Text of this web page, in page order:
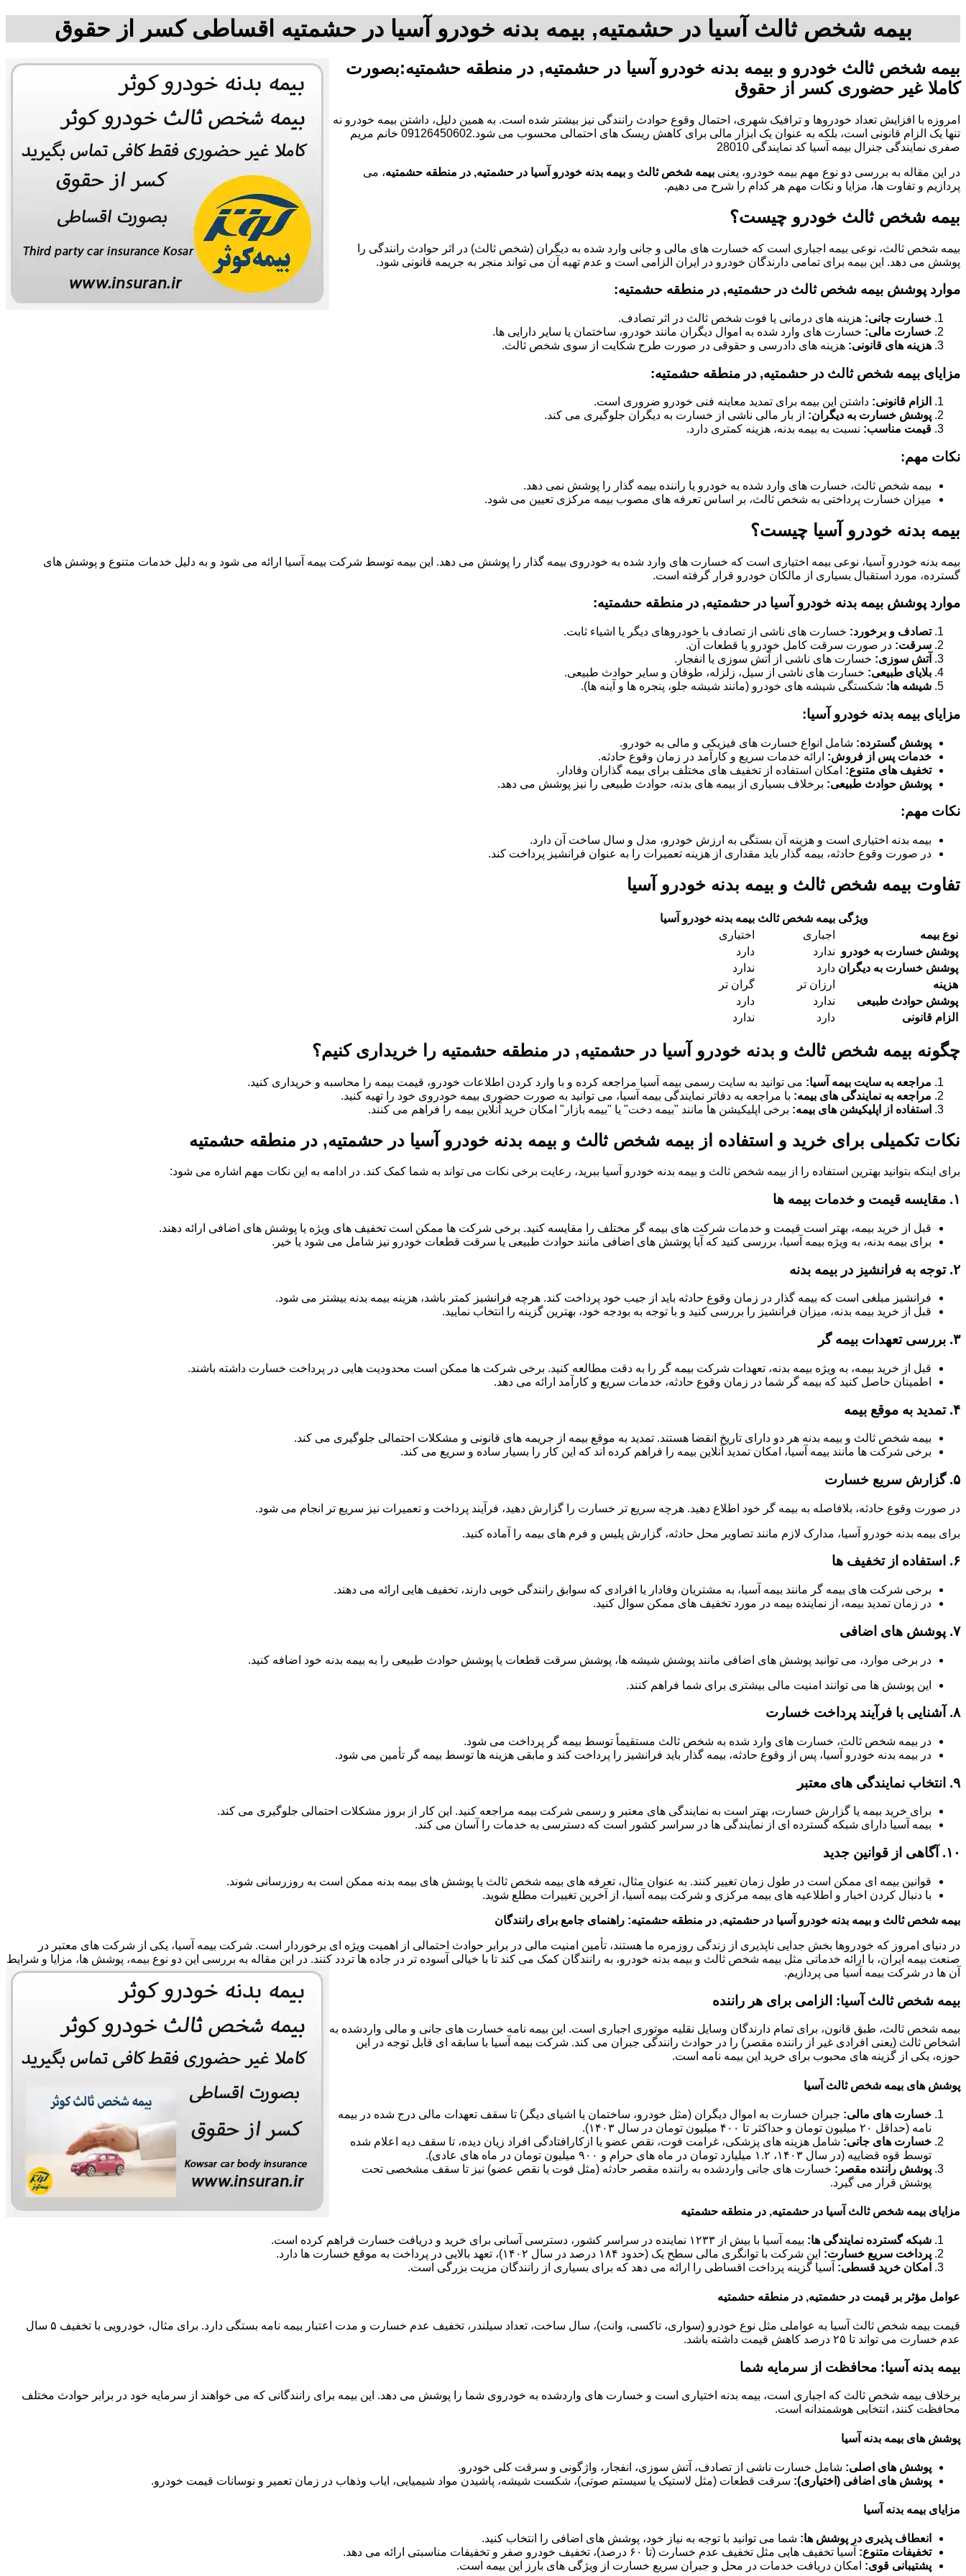
بیمه شخص ثالث آسیا در حشمتیه, بیمه بدنه خودرو آسیا در حشمتیه اقساطی کسر از حقوق
بیمه شخص ثالث خودرو و بیمه بدنه خودرو آسیا در حشمتیه, در منطقه حشمتیه:بصورت
کاملا غیر حضوری کسر از حقوق
امروزه با افزایش تعداد خودروها و ترافیک شهری، احتمال وقوع حوادث رانندگی نیز بیشتر شده است. به همین دلیل، داشتن بیمه خودرو نه
تنها یک الزام قانونی است، بلکه به عنوان یک ابزار مالی برای کاهش ریسک های احتمالی محسوب می شود.09126450602 خانم مریم
صفری نمایندگی جنرال بیمه آسیا کد نمایندگی 28010
در این مقاله به بررسی دو نوع مهم بیمه خودرو، یعنی بیمه شخص ثالث و بیمه بدنه خودرو آسیا در حشمتیه, در منطقه حشمتیه، می
پردازیم و تفاوت ها، مزایا و نکات مهم هر کدام را شرح می دهیم.
بیمه شخص ثالث خودرو چیست؟
بیمه شخص ثالث، نوعی بیمه اجباری است که خسارت های مالی و جانی وارد شده به دیگران (شخص ثالث) در اثر حوادث رانندگی را
پوشش می دهد. این بیمه برای تمامی دارندگان خودرو در ایران الزامی است و عدم تهیه آن می تواند منجر به جریمه قانونی شود.
موارد پوشش بیمه شخص ثالث در حشمتیه, در منطقه حشمتیه:
خسارت جانی: هزینه های درمانی یا فوت شخص ثالث در اثر تصادف.
خسارت مالی: خسارت های وارد شده به اموال دیگران مانند خودرو، ساختمان یا سایر دارایی ها.
هزینه های قانونی: هزینه های دادرسی و حقوقی در صورت طرح شکایت از سوی شخص ثالث.
مزایای بیمه شخص ثالث در حشمتیه, در منطقه حشمتیه:
الزام قانونی: داشتن این بیمه برای تمدید معاینه فنی خودرو ضروری است.
پوشش خسارت به دیگران: از بار مالی ناشی از خسارت به دیگران جلوگیری می کند.
قیمت مناسب: نسبت به بیمه بدنه، هزینه کمتری دارد.
نکات مهم:
بیمه شخص ثالث، خسارت های وارد شده به خودرو یا راننده بیمه گذار را پوشش نمی دهد.
میزان خسارت پرداختی به شخص ثالث، بر اساس تعرفه های مصوب بیمه مرکزی تعیین می شود.
بیمه بدنه خودرو آسیا چیست؟
بیمه بدنه خودرو آسیا، نوعی بیمه اختیاری است که خسارت های وارد شده به خودروی بیمه گذار را پوشش می دهد. این بیمه توسط شرکت بیمه آسیا ارائه می شود و به دلیل خدمات متنوع و پوشش های
گسترده، مورد استقبال بسیاری از مالکان خودرو قرار گرفته است.
موارد پوشش بیمه بدنه خودرو آسیا در حشمتیه, در منطقه حشمتیه:
تصادف و برخورد: خسارت های ناشی از تصادف با خودروهای دیگر یا اشیاء ثابت.
سرقت: در صورت سرقت کامل خودرو یا قطعات آن.
آتش سوزی: خسارت های ناشی از آتش سوزی یا انفجار.
بلایای طبیعی: خسارت های ناشی از سیل، زلزله، طوفان و سایر حوادث طبیعی.
شیشه ها: شکستگی شیشه های خودرو (مانند شیشه جلو، پنجره ها و آینه ها).
مزایای بیمه بدنه خودرو آسیا:
پوشش گسترده: شامل انواع خسارت های فیزیکی و مالی به خودرو.
خدمات پس از فروش: ارائه خدمات سریع و کارآمد در زمان وقوع حادثه.
تخفیف های متنوع: امکان استفاده از تخفیف های مختلف برای بیمه گذاران وفادار.
پوشش حوادث طبیعی: برخلاف بسیاری از بیمه های بدنه، حوادث طبیعی را نیز پوشش می دهد.
نکات مهم:
بیمه بدنه اختیاری است و هزینه آن بستگی به ارزش خودرو، مدل و سال ساخت آن دارد.
در صورت وقوع حادثه، بیمه گذار باید مقداری از هزینه تعمیرات را به عنوان فرانشیز پرداخت کند.
تفاوت بیمه شخص ثالث و بیمه بدنه خودرو آسیا
ویژگی بیمه شخص ثالث بیمه بدنه خودرو آسیا
نوع بیمه
اجباری
اختیاری
پوشش خسارت به خودرو ندارد
دارد
پوشش خسارت به دیگران دارد
ندارد
هزینه
ارزان تر
گران تر
پوشش حوادث طبیعی
ندارد
دارد
الزام قانونی
دارد ندارد
چگونه بیمه شخص ثالث و بدنه خودرو آسیا در حشمتیه, در منطقه حشمتیه را خریداری کنیم؟
مراجعه به سایت بیمه آسیا: می توانید به سایت رسمی بیمه آسیا مراجعه کرده و با وارد کردن اطلاعات خودرو، قیمت بیمه را محاسبه و خریداری کنید.
مراجعه به نمایندگی های بیمه: با مراجعه به دفاتر نمایندگی بیمه آسیا، می توانید به صورت حضوری بیمه خودروی خود را تهیه کنید.
استفاده از اپلیکیشن های بیمه: برخی اپلیکیشن ها مانند "بیمه دخت" یا "بیمه بازار" امکان خرید آنلاین بیمه را فراهم می کنند.
نکات تکمیلی برای خرید و استفاده از بیمه شخص ثالث و بیمه بدنه خودرو آسیا در حشمتیه, در منطقه حشمتیه
برای اینکه بتوانید بهترین استفاده را از بیمه شخص ثالث و بیمه بدنه خودرو آسیا ببرید، رعایت برخی نکات می تواند به شما کمک کند. در ادامه به این نکات مهم اشاره می شود:
۱. مقایسه قیمت و خدمات بیمه ها
قبل از خرید بیمه، بهتر است قیمت و خدمات شرکت های بیمه گر مختلف را مقایسه کنید. برخی شرکت ها ممکن است تخفیف های ویژه یا پوشش های اضافی ارائه دهند.
برای بیمه بدنه، به ویژه بیمه آسیا، بررسی کنید که آیا پوشش های اضافی مانند حوادث طبیعی یا سرقت قطعات خودرو نیز شامل می شود یا خیر.
۲. توجه به فرانشیز در بیمه بدنه
فرانشیز مبلغی است که بیمه گذار در زمان وقوع حادثه باید از جیب خود پرداخت کند. هرچه فرانشیز کمتر باشد، هزینه بیمه بدنه بیشتر می شود.
قبل از خرید بیمه بدنه، میزان فرانشیز را بررسی کنید و با توجه به بودجه خود، بهترین گزینه را انتخاب نمایید.
۳. بررسی تعهدات بیمه گر
قبل از خرید بیمه، به ویژه بیمه بدنه، تعهدات شرکت بیمه گر را به دقت مطالعه کنید. برخی شرکت ها ممکن است محدودیت هایی در پرداخت خسارت داشته باشند.
اطمینان حاصل کنید که بیمه گر شما در زمان وقوع حادثه، خدمات سریع و کارآمد ارائه می دهد.
۴. تمدید به موقع بیمه
بیمه شخص ثالث و بیمه بدنه هر دو دارای تاریخ انقضا هستند. تمدید به موقع بیمه از جریمه های قانونی و مشکلات احتمالی جلوگیری می کند.
برخی شرکت ها مانند بیمه آسیا، امکان تمدید آنلاین بیمه را فراهم کرده اند که این کار را بسیار ساده و سریع می کند.
۵. گزارش سریع خسارت
در صورت وقوع حادثه، بلافاصله به بیمه گر خود اطلاع دهید. هرچه سریع تر خسارت را گزارش دهید، فرآیند پرداخت و تعمیرات نیز سریع تر انجام می شود.
برای بیمه بدنه خودرو آسیا، مدارک لازم مانند تصاویر محل حادثه، گزارش پلیس و فرم های بیمه را آماده کنید.
۶. استفاده از تخفیف ها
برخی شرکت های بیمه گر مانند بیمه آسیا، به مشتریان وفادار یا افرادی که سوابق رانندگی خوبی دارند، تخفیف هایی ارائه می دهند.
در زمان تمدید بیمه، از نماینده بیمه در مورد تخفیف های ممکن سوال کنید.
۷. پوشش های اضافی
در برخی موارد، می توانید پوشش های اضافی مانند پوشش شیشه ها، پوشش سرقت قطعات یا پوشش حوادث طبیعی را به بیمه بدنه خود اضافه کنید.
این پوشش ها می توانند امنیت مالی بیشتری برای شما فراهم کنند.
۸. آشنایی با فرآیند پرداخت خسارت
در بیمه شخص ثالث، خسارت های وارد شده به شخص ثالث مستقیماً توسط بیمه گر پرداخت می شود.
در بیمه بدنه خودرو آسیا، پس از وقوع حادثه، بیمه گذار باید فرانشیز را پرداخت کند و مابقی هزینه ها توسط بیمه گر تأمین می شود.
۹. انتخاب نمایندگی های معتبر
برای خرید بیمه یا گزارش خسارت، بهتر است به نمایندگی های معتبر و رسمی شرکت بیمه مراجعه کنید. این کار از بروز مشکلات احتمالی جلوگیری می کند.
بیمه آسیا دارای شبکه گسترده ای از نمایندگی ها در سراسر کشور است که دسترسی به خدمات را آسان می کند.
۱۰. آگاهی از قوانین جدید
قوانین بیمه ای ممکن است در طول زمان تغییر کنند. به عنوان مثال، تعرفه های بیمه شخص ثالث یا پوشش های بیمه بدنه ممکن است به روزرسانی شوند.
با دنبال کردن اخبار و اطلاعیه های بیمه مرکزی و شرکت بیمه آسیا، از آخرین تغییرات مطلع شوید.
بیمه شخص ثالث و بیمه بدنه خودرو آسیا در حشمتیه, در منطقه حشمتیه: راهنمای جامع برای رانندگان
در دنیای امروز که خودروها بخش جدایی ناپذیری از زندگی روزمره ما هستند، تأمین امنیت مالی در برابر حوادث احتمالی از اهمیت ویژه ای برخوردار است. شرکت بیمه آسیا، یکی از شرکت های معتبر در
صنعت بیمه ایران، با ارائه خدماتی مثل بیمه شخص ثالث و بیمه بدنه خودرو، به رانندگان کمک می کند تا با خیالی آسوده تر در جاده ها تردد کنند. در این مقاله به بررسی این دو نوع بیمه، پوشش ها، مزایا و شرایط
آن ها در شرکت بیمه آسیا می پردازیم.
بیمه شخص ثالث آسیا: الزامی برای هر راننده
بیمه شخص ثالث، طبق قانون، برای تمام دارندگان وسایل نقلیه موتوری اجباری است. این بیمه نامه خسارت های جانی و مالی واردشده به
اشخاص ثالث (یعنی افرادی غیر از راننده مقصر) را در حوادث رانندگی جبران می کند. شرکت بیمه آسیا با سابقه ای قابل توجه در این
حوزه، یکی از گزینه های محبوب برای خرید این بیمه نامه است.
پوشش های بیمه شخص ثالث آسیا
خسارت های مالی: جبران خسارت به اموال دیگران (مثل خودرو، ساختمان یا اشیای دیگر) تا سقف تعهدات مالی درج شده در بیمه
نامه (حداقل ۲۰ میلیون تومان و حداکثر تا ۴۰۰ میلیون تومان در سال ۱۴۰۳).
خسارت های جانی: شامل هزینه های پزشکی، غرامت فوت، نقص عضو یا ازکارافتادگی افراد زیان دیده، تا سقف دیه اعلام شده
توسط قوه قضاییه (در سال ۱۴۰۳، ۱.۲ میلیارد تومان در ماه های حرام و ۹۰۰ میلیون تومان در ماه های عادی).
پوشش راننده مقصر: خسارت های جانی واردشده به راننده مقصر حادثه (مثل فوت یا نقص عضو) نیز تا سقف مشخصی تحت
پوشش قرار می گیرد.
مزایای بیمه شخص ثالث آسیا در حشمتیه, در منطقه حشمتیه
شبکه گسترده نمایندگی ها: بیمه آسیا با بیش از ۱۲۳۳ نماینده در سراسر کشور، دسترسی آسانی برای خرید و دریافت خسارت فراهم کرده است.
پرداخت سریع خسارت: این شرکت با توانگری مالی سطح یک (حدود ۱۸۴ درصد در سال ۱۴۰۲)، تعهد بالایی در پرداخت به موقع خسارت ها دارد.
امکان خرید قسطی: آسیا گزینه پرداخت اقساطی را ارائه می دهد که برای بسیاری از رانندگان مزیت بزرگی است.
عوامل مؤثر بر قیمت در حشمتیه, در منطقه حشمتیه
قیمت بیمه شخص ثالث آسیا به عواملی مثل نوع خودرو (سواری، تاکسی، وانت)، سال ساخت، تعداد سیلندر، تخفیف عدم خسارت و مدت اعتبار بیمه نامه بستگی دارد. برای مثال، خودرویی با تخفیف ۵ سال
عدم خسارت می تواند تا ۲۵ درصد کاهش قیمت داشته باشد.
بیمه بدنه آسیا: محافظت از سرمایه شما
برخلاف بیمه شخص ثالث که اجباری است، بیمه بدنه اختیاری است و خسارت های واردشده به خودروی شما را پوشش می دهد. این بیمه برای رانندگانی که می خواهند از سرمایه خود در برابر حوادث مختلف
محافظت کنند، انتخابی هوشمندانه است.
پوشش های بیمه بدنه آسیا
پوشش های اصلی: شامل خسارت ناشی از تصادف، آتش سوزی، انفجار، واژگونی و سرقت کلی خودرو.
پوشش های اضافی (اختیاری): سرقت قطعات (مثل لاستیک یا سیستم صوتی)، شکست شیشه، پاشیدن مواد شیمیایی، ایاب وذهاب در زمان تعمیر و نوسانات قیمت خودرو.
مزایای بیمه بدنه آسیا
انعطاف پذیری در پوشش ها: شما می توانید با توجه به نیاز خود، پوشش های اضافی را انتخاب کنید.
تخفیفات متنوع: آسیا تخفیف هایی مثل تخفیف عدم خسارت (تا ۶۰ درصد)، تخفیف خودرو صفر و تخفیفات مناسبتی ارائه می دهد.
پشتیبانی قوی: امکان دریافت خدمات در محل و جبران سریع خسارت از ویژگی های بارز این بیمه است.